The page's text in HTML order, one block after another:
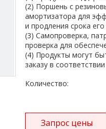
для карьерных
(2) Поршень с
амортизатора для
и продления срока
(3) Самопроверка,
проверка для
(4) Продукты могут
заказу в
Количество:
Запрос цены